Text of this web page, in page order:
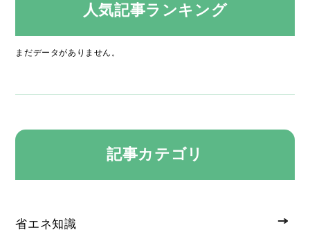
人気記事ランキング
まだデータがありません。
記事カテゴリ
省エネ知識